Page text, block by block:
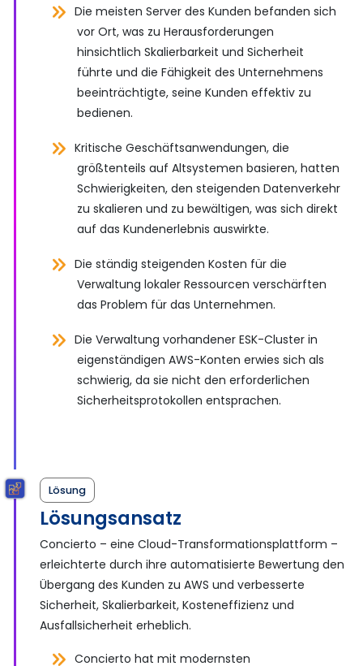
Die meisten Server des Kunden befanden sich
vor Ort, was zu Herausforderungen
hinsichtlich Skalierbarkeit und Sicherheit
führte und die Fähigkeit des Unternehmens
beeinträchtigte, seine Kunden effektiv zu
bedienen.
Kritische Geschäftsanwendungen, die
größtenteils auf Altsystemen basieren, hatten
Schwierigkeiten, den steigenden Datenverkehr
zu skalieren und zu bewältigen, was sich direkt
auf das Kundenerlebnis auswirkte.
Die ständig steigenden Kosten für die
Verwaltung lokaler Ressourcen verschärften
das Problem für das Unternehmen.
Die Verwaltung vorhandener ESK-Cluster in
eigenständigen AWS-Konten erwies sich als
schwierig, da sie nicht den erforderlichen
Sicherheitsprotokollen entsprachen.
Lösung
Lösungsansatz
Concierto – eine Cloud-Transformationsplattform –
erleichterte durch ihre automatisierte Bewertung den
Übergang des Kunden zu AWS und verbesserte
Sicherheit, Skalierbarkeit, Kosteneffizienz und
Ausfallsicherheit erheblich.
Concierto hat mit modernsten